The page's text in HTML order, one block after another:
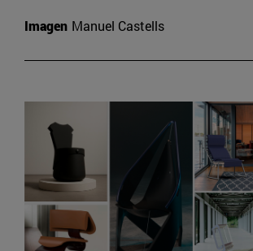
Imagen Manuel Castells